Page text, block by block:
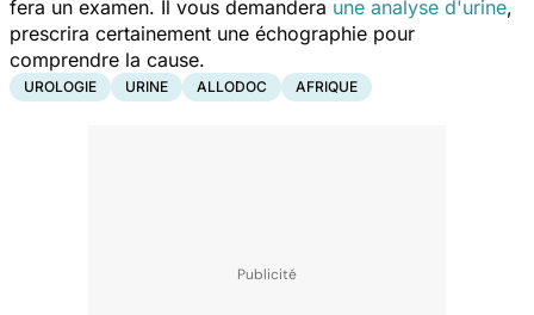
fera un examen. Il vous demandera une analyse d'urine,
prescrira certainement une échographie pour
comprendre la cause.
UROLOGIE URINE ALLODOC AFRIQUE